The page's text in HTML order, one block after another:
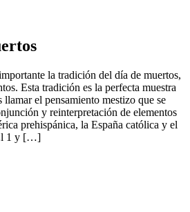
la tradición del día de muertos,
Esta tradición es la perfecta muestra
el pensamiento mestizo que se
y reinterpretación de elementos
prehispánica, la España católica y el
1 y […]